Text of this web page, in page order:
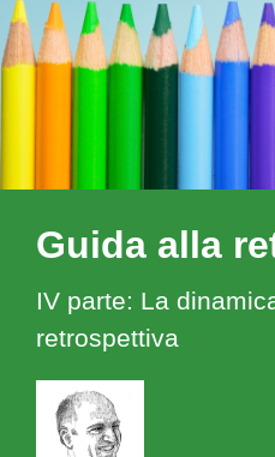
Guida alla
IV parte: La
retrospettiva